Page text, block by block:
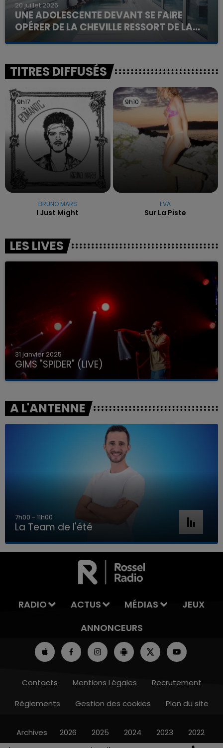
LA TEAM DE L'ÉTÉ
20 juillet 2026
UNE ADOLESCENTE DEVANT SE FAIRE
OPÉRER DE LA CHEVILLE RESSORT DE LA...
La famille a porté plainte contre la clinique qui a
excuses.
TITRES DIFFUSÉS
9h17
9h17
BRUNO MARS
I Just Might
9h10
9h10
EVA
Sur La Piste
LES LIVES
31 janvier 2025
GIMS "SPIDER" (LIVE)
A L'ANTENNE
7h00 - 11h00
La Team de l'été
RADIO ACTUS MÉDIAS
JEUX
ANNONCEURS
Contacts Mentions Légales
Recrutement
Règlements
Gestion des cookies Plan du site
Archives 2026 2025 2024 2023 2022